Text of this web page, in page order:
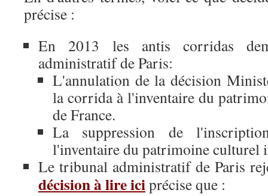
précise :
En 2013 les antis corridas
administratif de Paris:
L'annulation de la décision
la corrida à l'inventaire du
de France.
La suppression de
l'inventaire du patrimoine culturel
Le tribunal administratif de Paris
décision à lire iciprécise que :